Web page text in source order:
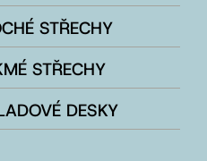
STŘECHY
STŘECHY
DESKY